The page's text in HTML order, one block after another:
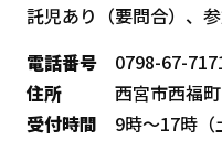
託児あり（要問合）、
電話番号0798-67-
住所西宮市西福町
受付時間 9時～17時（